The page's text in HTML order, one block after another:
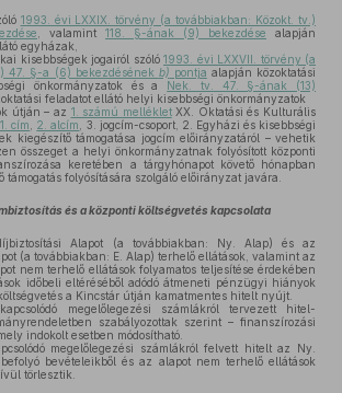
1993. évi LXXIX. törvény (a továbbiakban: Közokt. tv.)
, valamint 118. §-ának (9) bekezdése alapján
egyházak,
kisebbségek jogairól szóló 1993. évi LXXVII. törvény (a
47. §-a (6) bekezdésének b) pontja alapján közoktatási
önkormányzatok és a Nek. tv. 47. §-ának (13)
feladatot ellátó helyi kisebbségi önkormányzatok
útján – az 1. számú mellékletXX. Oktatási és Kulturális
cím 2. alcím
, 3. jogcím-csoport, 2. Egyházi és kisebbségi
kiegészítő támogatása jogcím előirányzatáról – vehetik
összeget a helyi önkormányzatnak folyósított központi
keretében a tárgyhónapot követő hónapban
támogatás folyósítására szolgáló előirányzat javára.
és a központi költségvetés kapcsolata
Alapot (a továbbiakban: Ny. Alap) és az
(a továbbiakban: E. Alap) terhelő ellátások, valamint az
nem terhelő ellátások folyamatos teljesítése érdekében
időbeli eltéréséből adódó átmeneti pénzügyi hiányok
a Kincstár útján kamatmentes hitelt nyújt.
megelőlegezési számlákról tervezett hitel-
szabályozottak szerint – finanszírozási
indokolt esetben módosítható.
megelőlegezési számlákról felvett hitelt az Ny.
bevételeikből és az alapot nem terhelő ellátások
törlesztik.